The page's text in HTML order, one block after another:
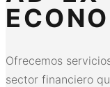
Ofrecemos
sector financiero